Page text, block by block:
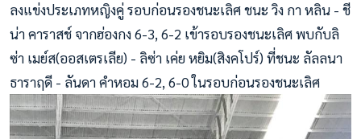
ลงแข่งประเภทหญิงคู่ รอบก่อนรองชนะเลิศ ชนะ วิง กา หลิน - ชี
น่า คาราสช์ จากฮ่องกง 6-3, 6-2 เข้ารอบรองชนะเลิศ พบกับลิ
ซ่า เมย์ส(ออสเตรเลีย) - ลิซ่า เค่ย หยิม(สิงคโปร์) ที่ชนะ ลัลลนา
ธาราฤดี - ลันดา คำหอม 6-2, 6-0 ในรอบก่อนรองชนะเลิศ